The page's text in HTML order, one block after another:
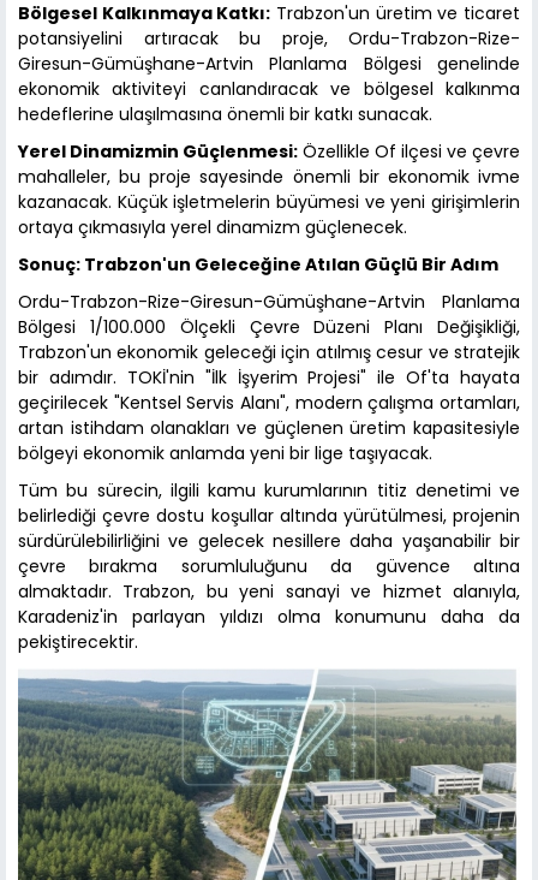
Bölgesel Kalkınmaya Katkı: Trabzon'un üretim ve ticaret
potansiyelini artıracak bu proje, Ordu-Trabzon-Rize-
Giresun-Gümüşhane-Artvin Planlama Bölgesi genelinde
ekonomik aktiviteyi canlandıracak ve bölgesel kalkınma
hedeflerine ulaşılmasına önemli bir katkı sunacak.
Yerel Dinamizmin Güçlenmesi: Özellikle Of ilçesi ve çevre
mahalleler, bu proje sayesinde önemli bir ekonomik ivme
kazanacak. Küçük işletmelerin büyümesi ve yeni girişimlerin
ortaya çıkmasıyla yerel dinamizm güçlenecek.
Sonuç: Trabzon'un Geleceğine Atılan Güçlü Bir Adım
Ordu-Trabzon-Rize-Giresun-Gümüşhane-Artvin Planlama
Bölgesi 1/100.000 Ölçekli Çevre Düzeni Planı Değişikliği,
Trabzon'un ekonomik geleceği için atılmış cesur ve stratejik
bir adımdır. TOKİ'nin "İlk İşyerim Projesi" ile Of'ta hayata
geçirilecek "Kentsel Servis Alanı", modern çalışma ortamları,
artan istihdam olanakları ve güçlenen üretim kapasitesiyle
bölgeyi ekonomik anlamda yeni bir lige taşıyacak.
Tüm bu sürecin, ilgili kamu kurumlarının titiz denetimi ve
belirlediği çevre dostu koşullar altında yürütülmesi, projenin
sürdürülebilirliğini ve gelecek nesillere daha yaşanabilir bir
çevre bırakma sorumluluğunu da güvence altına
almaktadır. Trabzon, bu yeni sanayi ve hizmet alanıyla,
Karadeniz'in parlayan yıldızı olma konumunu daha da
pekiştirecektir.